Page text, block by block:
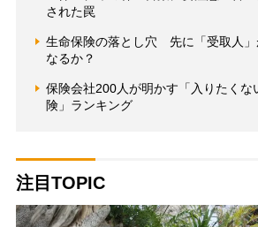
された罠
生命保険の落とし穴 先に「受取人」
なるか？
保険会社200人が明かす「入りたくな
険」ランキング
注目TOPIC